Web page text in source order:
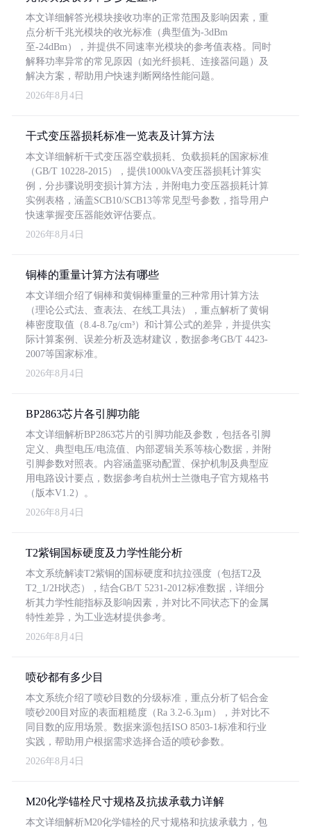
本文详细解答光模块接收功率的正常范围及影响因素，重
点分析千兆光模块的收光标准（典型值为-3dBm
至-24dBm），并提供不同速率光模块的参考值表格。同时
解释功率异常的常见原因（如光纤损耗、连接器问题）及
解决方案，帮助用户快速判断网络性能问题。
2026年8月4日
干式变压器损耗标准一览表及计算方法
本文详细解析干式变压器空载损耗、负载损耗的国家标准
（GB/T 10228-2015），提供1000kVA变压器损耗计算实
例，分步骤说明变损计算方法，并附电力变压器损耗计算
实例表格，涵盖SCB10/SCB13等常见型号参数，指导用户
快速掌握变压器能效评估要点。
2026年8月4日
铜棒的重量计算方法有哪些
本文详细介绍了铜棒和黄铜棒重量的三种常用计算方法
（理论公式法、查表法、在线工具法），重点解析了黄铜
棒密度取值（8.4-8.7g/cm³）和计算公式的差异，并提供实
际计算案例、误差分析及选材建议，数据参考GB/T 4423-
2007等国家标准。
2026年8月4日
BP2863芯片各引脚功能
本文详细解析BP2863芯片的引脚功能及参数，包括各引脚
定义、典型电压/电流值、内部逻辑关系等核心数据，并附
引脚参数对照表。内容涵盖驱动配置、保护机制及典型应
用电路设计要点，数据参考自杭州士兰微电子官方规格书
（版本V1.2）。
2026年8月4日
T2紫铜国标硬度及力学性能分析
本文系统解读T2紫铜的国标硬度和抗拉强度（包括T2及
T2_1/2H状态），结合GB/T 5231-2012标准数据，详细分
析其力学性能指标及影响因素，并对比不同状态下的金属
特性差异，为工业选材提供参考。
2026年8月4日
喷砂都有多少目
本文系统介绍了喷砂目数的分级标准，重点分析了铝合金
喷砂200目对应的表面粗糙度（Ra 3.2-6.3μm），并对比不
同目数的应用场景。数据来源包括ISO 8503-1标准和行业
实践，帮助用户根据需求选择合适的喷砂参数。
2026年8月4日
M20化学锚栓尺寸规格及抗拔承载力详解
本文详细解析M20化学锚栓的尺寸规格和抗拔承载力，包